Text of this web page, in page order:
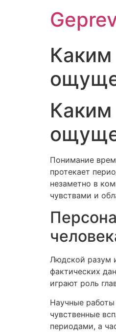
Каким
Каким
Понимание
протекает
незаметно в
чувствами и
Людской разум
фактических
играют роль
Научные
чувственные
периодами, а